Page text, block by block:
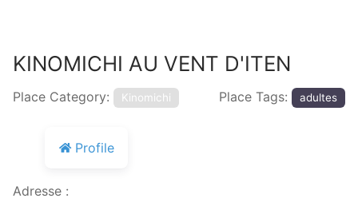
KINOMICHI AU VENT D'ITEN
Place Category: Kinomichi Place Tags: adultes
Profile
Adresse :